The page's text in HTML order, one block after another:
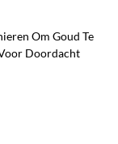
Om Goud Te
Doordacht